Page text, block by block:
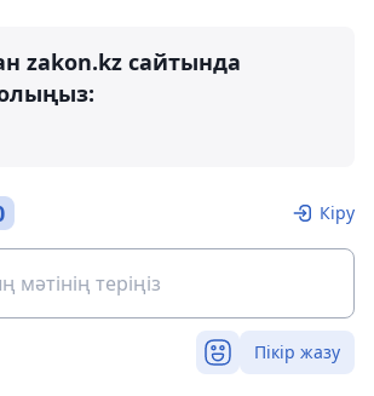
zakon.kz сайтында
Кіру
Пікір жазу